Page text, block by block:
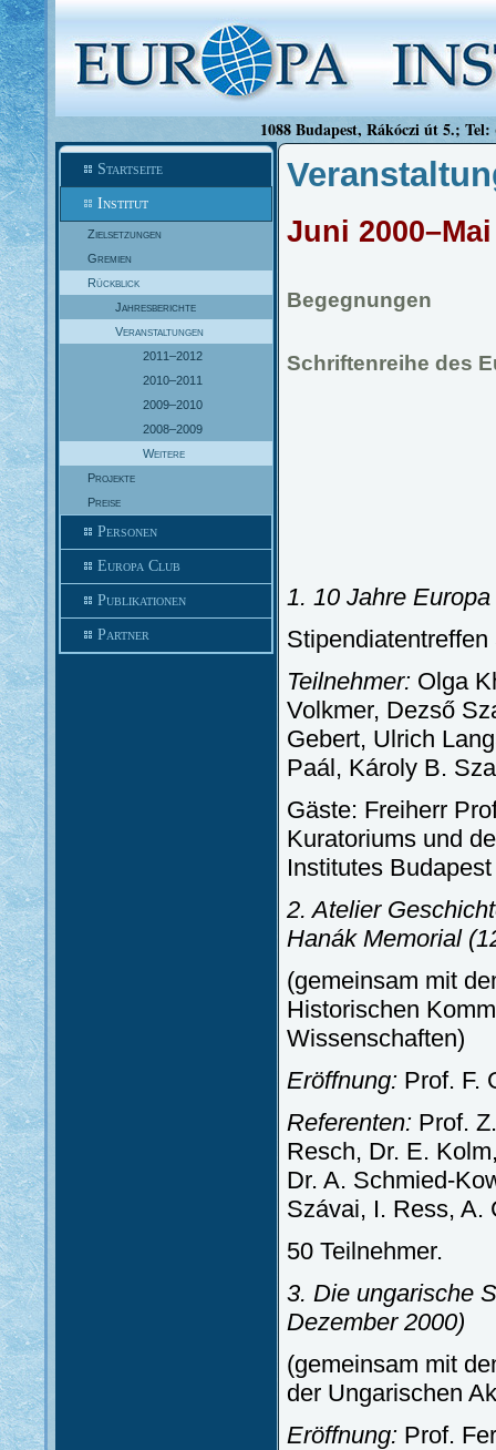
1088 Budapest, Rákóczi út 5.;
Startseite
Institut
Zielsetzungen
Gremien
Rückblick
Jahresberichte
Veranstaltungen
2011–2012
2010–2011
2009–2010
2008–2009
Weitere
Projekte
Preise
Personen
Europa Club
Publikationen
Partner
Juni
Begegnungen
Schriftenreihe des
1. 10 Jahre
Teilnehmer: Olga
Volkmer, Dezső
Gebert, Ulrich
Paál, Károly B.
Gäste: Freiherr
Kuratoriums und
Institutes Budapest
2. Atelier
Hanák Memorial
(gemeinsam mit
Historischen
Wissenschaften)
Eröffnung: Prof. F.
Referenten: Prof.
Resch, Dr. E.
Dr. A. Schmied-
Szávai, I. Ress, A.
50 Teilnehmer.
3. Die ungarische
Dezember 2000)
(gemeinsam mit
der Ungarischen
Eröffnung: Prof.